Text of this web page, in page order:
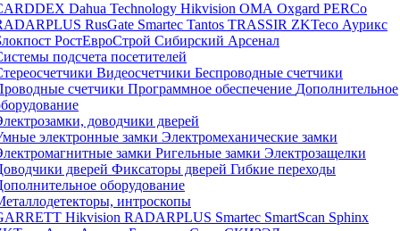
Dahua Technology Hikvision ОМА Oxgard PERCo
RusGate Smartec Tantos TRASSIR ZKTeco Аурикс
РостЕвроСтрой Сибирский Арсенал
подсчета посетителей
Видеосчетчики Беспроводные счетчики
счетчики Программное обеспечение Дополнительное
доводчики дверей
электронные замки Электромеханические замки
замки Ригельные замки Электрозащелки
дверей Фиксаторы дверей Гибкие переходы
оборудование
интроскопы
Hikvision RADARPLUS Smartec SmartScan Sphinx